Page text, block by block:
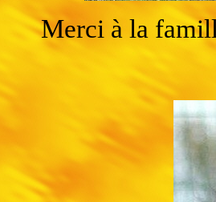
Merci à la